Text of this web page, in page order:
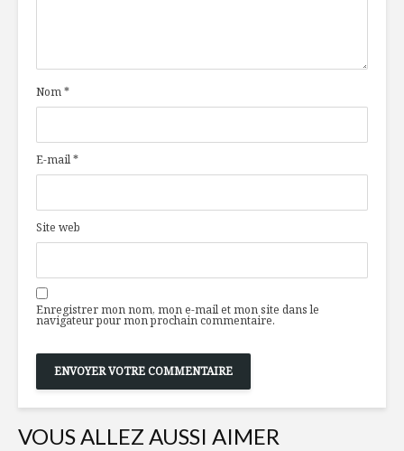
Nom*
E-mail*
Site web
Enregistrer mon nom, mon e-mail et mon site dans le
navigateur pour mon prochain commentaire.
VOUS ALLEZ AUSSI AIMER